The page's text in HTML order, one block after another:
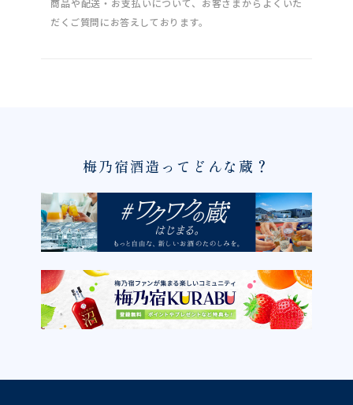
商品や配送・お支払いについて、お客さまからよくいた
だくご質問にお答えしております。
梅乃宿酒造ってどんな蔵？